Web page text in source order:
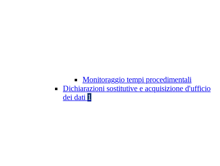
Monitoraggio tempi procedimentali
Dichiarazioni sostitutive e acquisizione d'ufficio
dei dati 1